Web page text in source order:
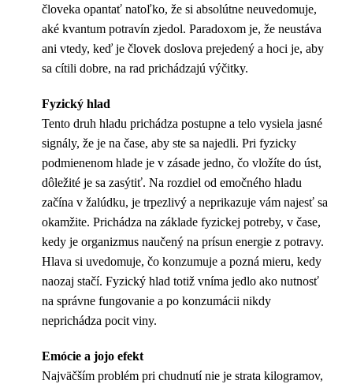
človeka opantať natoľko, že si absolútne neuvedomuje,
aké kvantum potravín zjedol. Paradoxom je, že neustáva
ani vtedy, keď je človek doslova prejedený a hoci je, aby
sa cítili dobre, na rad prichádzajú výčitky.
Fyzický hlad
Tento druh hladu prichádza postupne a telo vysiela jasné
signály, že je na čase, aby ste sa najedli. Pri fyzicky
podmienenom hlade je v zásade jedno, čo vložíte do úst,
dôležité je sa zasýtiť. Na rozdiel od emočného hladu
začína v žalúdku, je trpezlivý a neprikazuje vám najesť sa
okamžite. Prichádza na základe fyzickej potreby, v čase,
kedy je organizmus naučený na prísun energie z potravy.
Hlava si uvedomuje, čo konzumuje a pozná mieru, kedy
naozaj stačí. Fyzický hlad totiž vníma jedlo ako nutnosť
na správne fungovanie a po konzumácii nikdy
neprichádza pocit viny.
Emócie a jojo efekt
Najväčším problém pri chudnutí nie je strata kilogramov,